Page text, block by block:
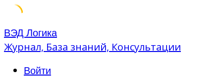
Skip
to
ВЭД Логика
Журнал, База знаний, Консультации
Войти